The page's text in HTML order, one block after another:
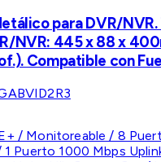
para DVR/NVR.
NVR: 445 x 88 x
Compatible con